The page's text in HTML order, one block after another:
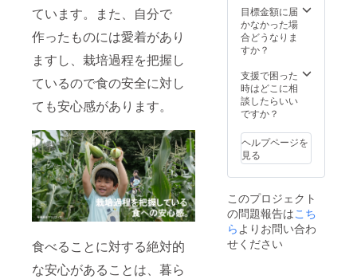
ています。また、自分で
作ったものには愛着があり
ますし、栽培過程を把握し
ているので食の安全に対し
ても安心感があります。
食べることに対する絶対的
な安心があることは、暮ら
プチ収
穫体験
6月29日
を見に
行こ
う。夜
の里山
月 6日
(土) 里
山の生
き物
け！と
プチ収
穫体験
7月 6日
メール
を心を
込めて
す。
（2019
年7月～
8月ころ
定）
農園の
活動が
始まっ
たころ
の様子
ととも
に、ク
ラウド
ディン
グへの
お礼
メール
込めて
お送り
しま
す。
（2019
目標金額に届
かなかった場
合どうなりま
すか？
支援で困った
時はどこに相
談したらいい
ですか？
ヘルプページを
見る
このプロジェクト
の問題報告はこち
ら よりお問い合わ
せください